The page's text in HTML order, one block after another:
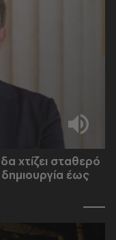
χτίζει σταθερό
δημιουργία έως